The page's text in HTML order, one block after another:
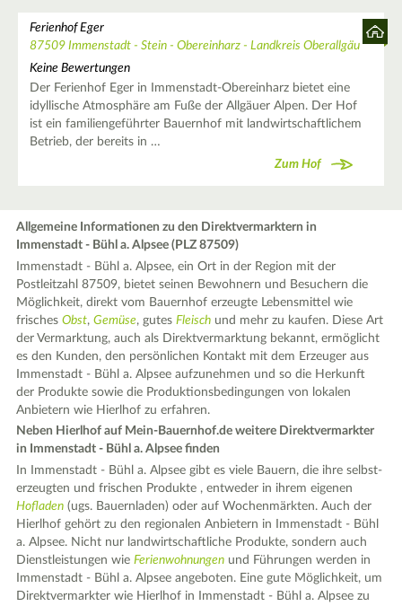
Ferienhof Eger
87509 Immenstadt - Stein - Obereinharz - Landkreis Oberallgäu
Keine Bewertungen
Der Ferienhof Eger in Immenstadt-Obereinharz bietet eine
idyllische Atmosphäre am Fuße der Allgäuer Alpen. Der Hof
ist ein familiengeführter Bauernhof mit landwirtschaftlichem
Betrieb, der bereits in …
Zum Hof
Allgemeine Informationen zu den Direktvermarktern in
Immenstadt - Bühl a. Alpsee (PLZ 87509)
Immenstadt - Bühl a. Alpsee, ein Ort in der Region mit der
Postleitzahl 87509, bietet seinen Bewohnern und Besuchern die
Möglichkeit, direkt vom Bauernhof erzeugte Lebensmittel wie
frischesObst,Gemüse, gutesFleisch und mehr zu kaufen. Diese Art
der Vermarktung, auch als Direktvermarktung bekannt, ermöglicht
es den Kunden, den persönlichen Kontakt mit dem Erzeuger aus
Immenstadt - Bühl a. Alpsee aufzunehmen und so die Herkunft
der Produkte sowie die Produktionsbedingungen von lokalen
Anbietern wie Hierlhof zu erfahren.
Neben Hierlhof auf Mein-Bauernhof.de weitere Direktvermarkter
in Immenstadt - Bühl a. Alpsee finden
In Immenstadt - Bühl a. Alpsee gibt es viele Bauern, die ihre selbst-
erzeugten und frischen Produkte , entweder in ihrem eigenen
Hofladen (ugs. Bauernladen) oder auf Wochenmärkten. Auch der
Hierlhof gehört zu den regionalen Anbietern in Immenstadt - Bühl
a. Alpsee. Nicht nur landwirtschaftliche Produkte, sondern auch
Dienstleistungen wieFerienwohnungen und Führungen werden in
Immenstadt - Bühl a. Alpsee angeboten. Eine gute Möglichkeit, um
Direktvermarkter wie Hierlhof in Immenstadt - Bühl a. Alpsee zu